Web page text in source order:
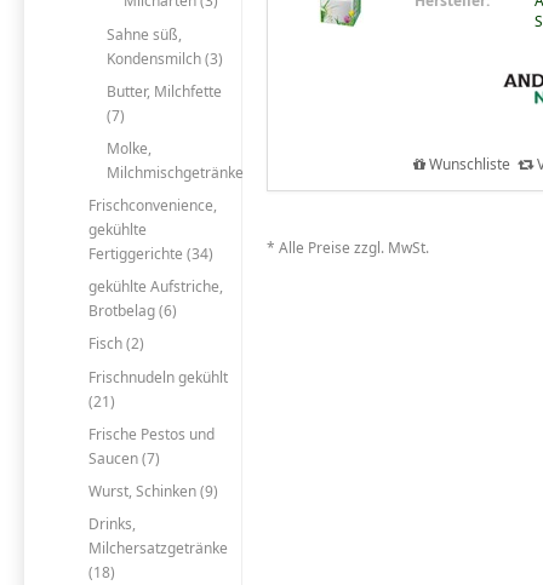
Sahne süß,
Kondensmilch (3)
Butter, Milchfette
(7)
Molke,
Milchmischgetränke
Frischconvenience,
gekühlte
Fertiggerichte (34)
gekühlte Aufstriche,
Brotbelag (6)
Fisch (2)
Frischnudeln gekühlt
(21)
Frische Pestos und
Saucen (7)
Wurst, Schinken (9)
Drinks,
Milchersatzgetränke
(18)
Wunschliste
* Alle Preise zzgl. MwSt.